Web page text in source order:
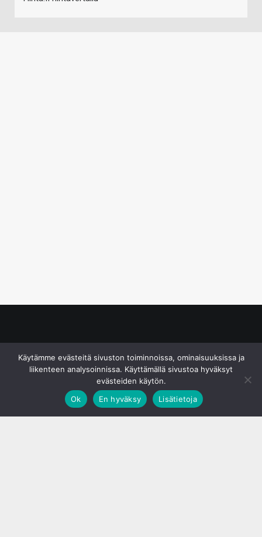
Käytämme evästeitä sivuston toiminnoissa, ominaisuuksissa ja
liikenteen analysoinnissa. Käyttämällä sivustoa hyväksyt
evästeiden käytön.
Ok
En hyväksy Lisätietoja